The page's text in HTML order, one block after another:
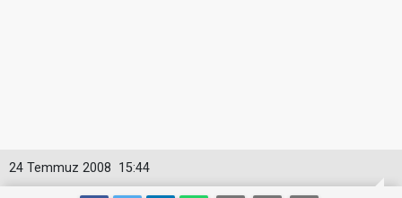
15:44
24 Temmuz 2008